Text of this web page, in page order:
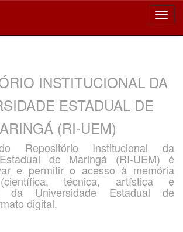
INSTITUCIONAL DA
ESTADUAL DE
(RI-UEM)
Repositório Institucional da
de Maringá (RI-UEM) é
e permitir o acesso à memória
técnica, artística e
da Universidade Estadual de
digital.